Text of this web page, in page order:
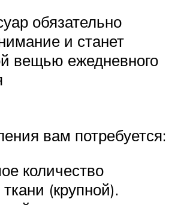
обязательно
и станет
вещью ежедневного
вам потребуется:
количество
(крупной).